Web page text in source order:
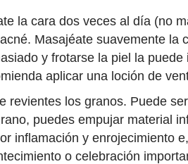
la cara dos veces al día (no
Masajéate suavemente la
y frotarse la piel la
aplicar una loción de
revientes los granos. Puede
puedes empujar material
inflamación y enrojecimiento
o celebración